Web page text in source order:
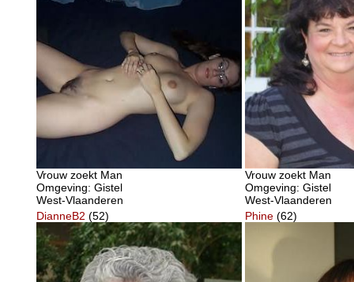
Vrouw zoekt Man
Omgeving: Gistel
West-Vlaanderen
Vrouw zoekt Man
Omgeving: Gistel
West-Vlaanderen
DianneB2 (52) Phine (62)